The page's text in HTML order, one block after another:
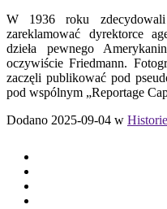
W 1936 roku
zareklamować dyrektorce
dzieła pewnego
oczywiście Friedmann.
zaczęli publikować pod
pod wspólnym „Reportage
Dodano 2025-09-04 w Historie